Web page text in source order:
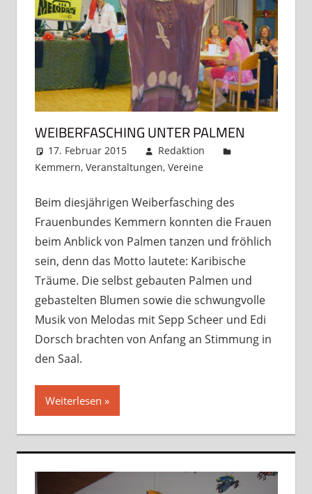
WEIBERFASCHING UNTER PALMEN
17. Februar 2015
Redaktion
Kemmern, Veranstaltungen, Vereine
Beim diesjährigen Weiberfasching des
Frauenbundes Kemmern konnten die Frauen
beim Anblick von Palmen tanzen und fröhlich
sein, denn das Motto lautete: Karibische
Träume. Die selbst gebauten Palmen und
gebastelten Blumen sowie die schwungvolle
Musik von Melodas mit Sepp Scheer und Edi
Dorsch brachten von Anfang an Stimmung in
den Saal.
Weiterlesen